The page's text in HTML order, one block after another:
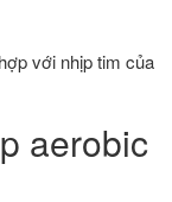
với nhịp tim của
aerobic